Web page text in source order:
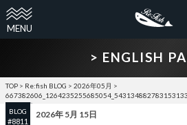
> ENGLISH
TOP > Re:fish BLOG > 2026年05月 >
BLOG
#8811
2026年 5月 15日